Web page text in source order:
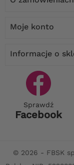
Moje konto
Informacje o
Sprawdź
Facebook
© 2026 - FBSK